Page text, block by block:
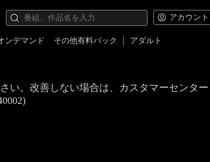
アカウント
ンデマンド その他有料パック アダルト
い。改善しない場合は、カスタマーセンタ